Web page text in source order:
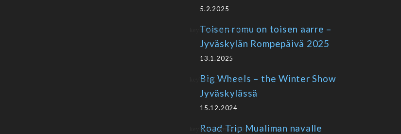
5.2.2025
Toisen romu on toisen aarre –
Jyväskylän Rompepäivä 2025
13.1.2025
Big Wheels – the Winter Show
Jyväskylässä
15.12.2024
Road Trip Mualiman navalle